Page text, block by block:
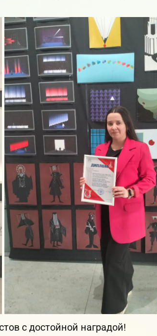
с достойной наградой!